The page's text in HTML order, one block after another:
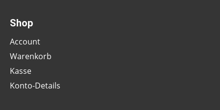
Shop
Account
Warenkorb
Kasse
Konto-Details